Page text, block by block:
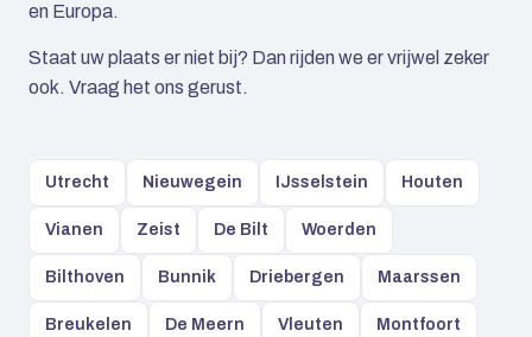
en Europa.
Staat uw plaats er niet bij? Dan rijden we er vrijwel zeker
ook. Vraag het ons gerust.
Utrecht Nieuwegein IJsselstein Houten
Vianen Zeist De Bilt Woerden
Bilthoven Bunnik Driebergen Maarssen
Breukelen De Meern Vleuten Montfoort